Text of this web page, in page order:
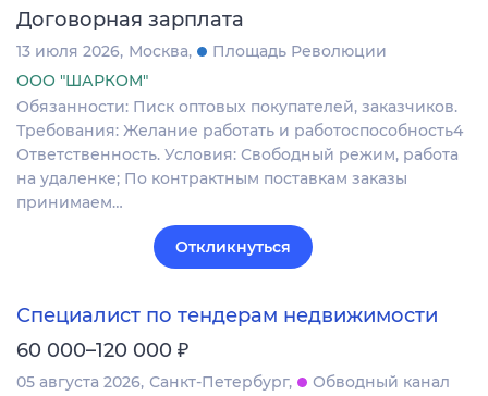
Договорная зарплата
13 июля 2026 Москва
Площадь Революции
ООО "ШАРКОМ"
Обязанности: Писк оптовых покупателей, заказчиков.
Требования: Желание работать и работоспособность4
Ответственность. Условия: Свободный режим, работа
на удаленке; По контрактным поставкам заказы
принимаем…
Откликнуться
Специалист по тендерам недвижимости
60 000–120 000 ₽
05 августа 2026 Санкт-Петербург
Обводный канал